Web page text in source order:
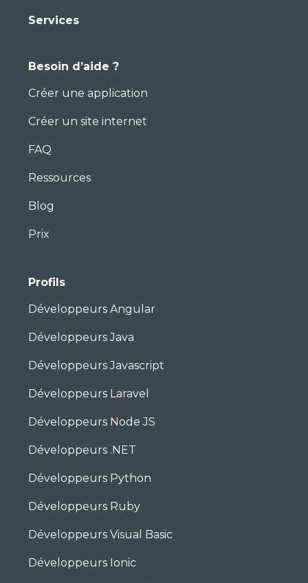
Services
Besoin d’aide ?
Créer une application
Créer un site internet
FAQ
Ressources
Blog
Prix
Profils
Développeurs Angular
Développeurs Java
Développeurs Javascript
Développeurs Laravel
Développeurs Node JS
Développeurs .NET
Développeurs Python
Développeurs Ruby
Développeurs Visual Basic
Développeurs Ionic